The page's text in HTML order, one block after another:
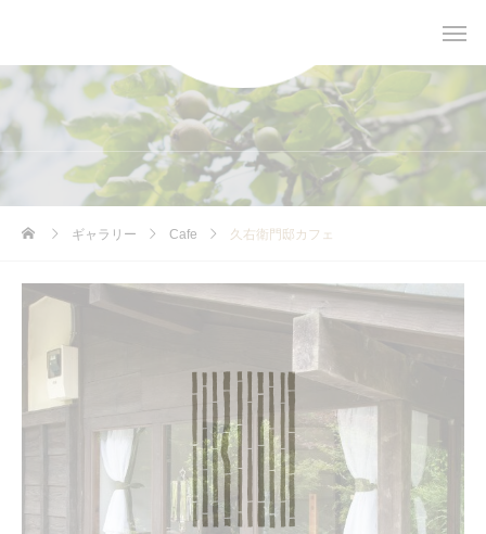
ギャラリー Cafe 久右衛門邸カフェ